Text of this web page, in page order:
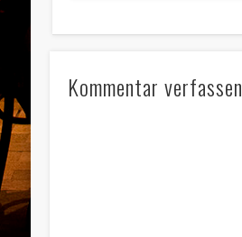
Kommentar verfassen